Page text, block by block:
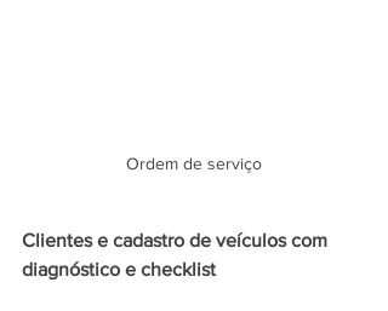
Ordem de serviço
Clientes e cadastro de veículos com
diagnóstico e checklist